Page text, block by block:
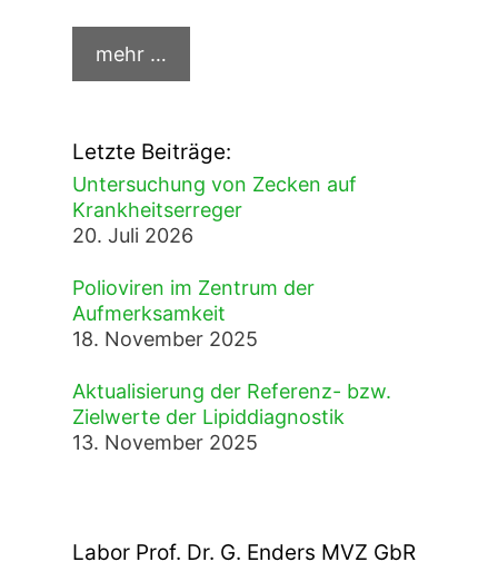
Letzte Beiträge:
Untersuchung von Zecken auf
Krankheitserreger
20. Juli 2026
Polioviren im Zentrum der
Aufmerksamkeit
18. November 2025
Aktualisierung der Referenz- bzw.
Zielwerte der Lipiddiagnostik
13. November 2025
Labor Prof. Dr. G. Enders MVZ GbR